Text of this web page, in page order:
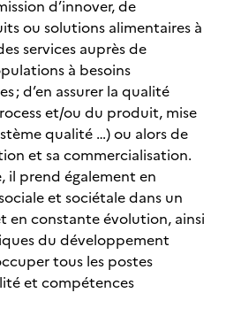
d’innover, de
ou solutions alimentaires à
services auprès de
à besoins
; d’en assurer la qualité
et/ou du produit, mise
qualité …) ou alors de
et sa commercialisation.
il prend également en
et sociétale dans un
en constante évolution, ainsi
du développement
tous les postes
et compétences